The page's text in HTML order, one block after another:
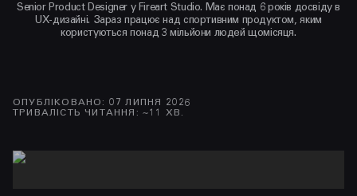
Senior Product Designer у Fireart Studio. Має понад 6 років досвіду в
UX-дизайні. Зараз працює над спортивним продуктом, яким
користуються понад 3 мільйони людей щомісяця.
ОПУБЛІКОВАНО : 07 ЛИПНЯ 2026
ТРИВАЛІСТЬ ЧИТАННЯ : ~11 ХВ.